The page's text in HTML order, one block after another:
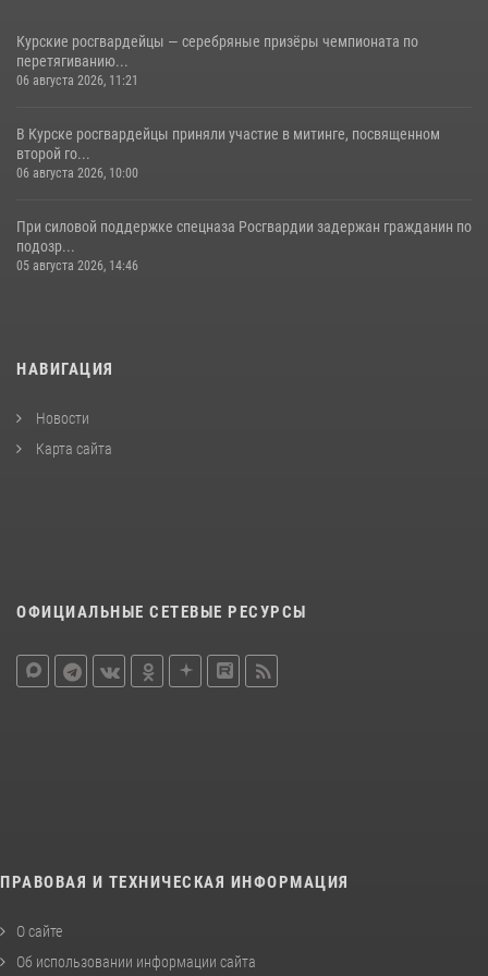
Курские росгвардейцы — серебряные призёры чемпионата по
перетягиванию...
06 августа 2026, 11:21
В Курске росгвардейцы приняли участие в митинге, посвященном
второй го...
06 августа 2026, 10:00
При силовой поддержке спецназа Росгвардии задержан гражданин по
подозр...
05 августа 2026, 14:46
НАВИГАЦИЯ
Новости
Карта сайта
ОФИЦИАЛЬНЫЕ СЕТЕВЫЕ РЕСУРСЫ
ПРАВОВАЯ И ТЕХНИЧЕСКАЯ ИНФОРМАЦИЯ
О сайте
Об использовании информации сайта